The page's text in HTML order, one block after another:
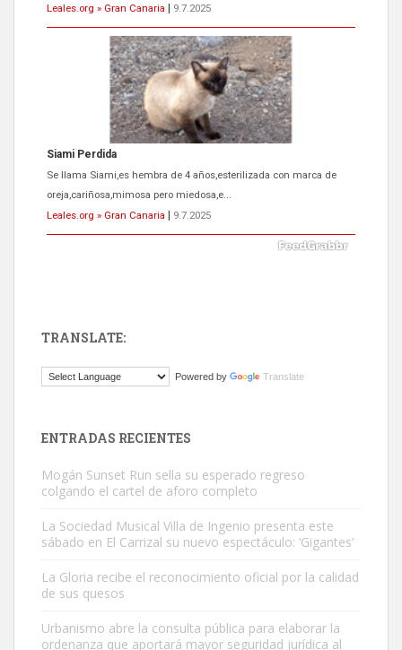
Leales.org » Gran Canaria
9.7.2025
Siami Perdida
Se llama Siami,es hembra de 4 años,esterilizada con marca de
oreja,cariñosa,mimosa pero miedosa,e...
Leales.org » Gran Canaria
9.7.2025
El ayuntamiento se va a llevar a Los Gatos callejeros de la zona los
Este gato macho ha aparecido en la calle hace menos de un mes,
Leales.org » Gran Canaria | 9.7.2025
TRANSLATE:
Powered by Translate
ENTRADAS RECIENTES
Mogán Sunset Run sella su esperado regreso
colgando el cartel de aforo completo
La Sociedad Musical Villa de Ingenio presenta este
sábado en El Carrizal su nuevo espectáculo: ‘Gigantes’
La Gloria recibe el reconocimiento oficial por la calidad
de sus quesos
Urbanismo abre la consulta pública para elaborar la
ordenanza que aportará mayor seguridad jurídica al